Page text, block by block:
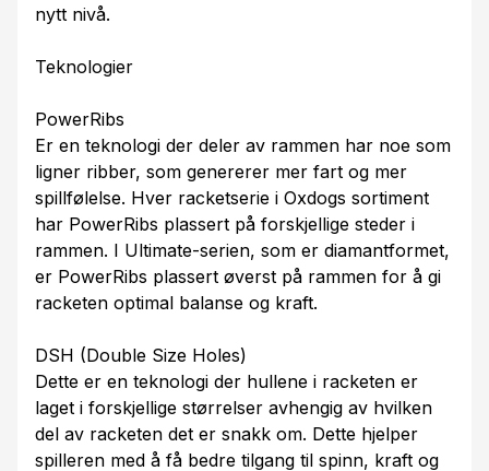
nytt nivå.
Teknologier
PowerRibs
Er en teknologi der deler av rammen har noe som
ligner ribber, som genererer mer fart og mer
spillfølelse. Hver racketserie i Oxdogs sortiment
har PowerRibs plassert på forskjellige steder i
rammen. I Ultimate-serien, som er diamantformet,
er PowerRibs plassert øverst på rammen for å gi
racketen optimal balanse og kraft.
DSH (Double Size Holes)
Dette er en teknologi der hullene i racketen er
laget i forskjellige størrelser avhengig av hvilken
del av racketen det er snakk om. Dette hjelper
spilleren med å få bedre tilgang til spinn, kraft og